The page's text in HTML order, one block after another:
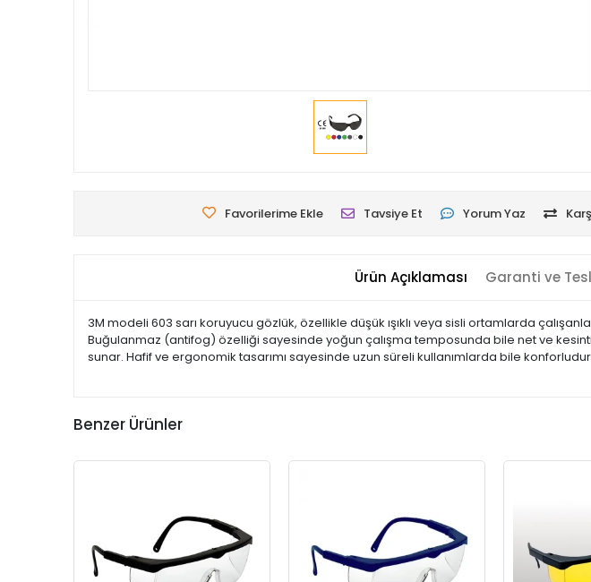
Favorilerime Ekle Tavsiye Et Yorum Yaz
Ürün Açıklaması Garanti ve
3M modeli 603 sarı koruyucu gözlük, özellikle düşük ışıklı veya sisli ortamlarda
Buğulanmaz (antifog) özelliği sayesinde yoğun çalışma temposunda bile net ve
sunar. Hafif ve ergonomik tasarımı sayesinde uzun süreli kullanımlarda bile
Benzer Ürünler